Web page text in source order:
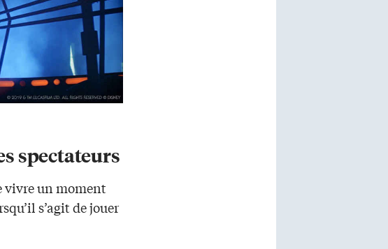
spectateurs
vivre un moment
s’agit de jouer